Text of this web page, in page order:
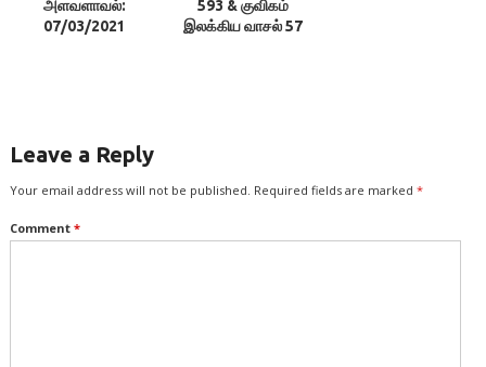
அளவளாவல்:
07/03/2021
593 & குவிகம்
இலக்கிய வாசல் 57
Leave a Reply
Your email address will not be published. Required fields are marked *
Comment *